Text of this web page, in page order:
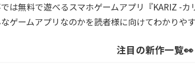
は無料で遊べるスマホゲームアプリ『KARIZ -
ゲームアプリなのかを読者様に向けてわかりや
注目の新作一覧👀